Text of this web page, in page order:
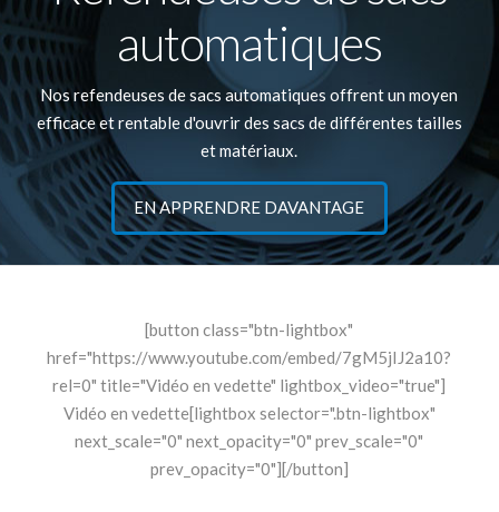
automatiques
Nos refendeuses de sacs automatiques offrent un moyen
efficace et rentable d'ouvrir des sacs de différentes tailles
et matériaux.
EN APPRENDRE DAVANTAGE
[button class="btn-lightbox"
href="https://www.youtube.com/embed/7gM5jIJ2a10?
rel=0" title="Vidéo en vedette" lightbox_video="true"]
Vidéo en vedette[lightbox selector=".btn-lightbox"
next_scale="0" next_opacity="0" prev_scale="0"
prev_opacity="0"][/button]